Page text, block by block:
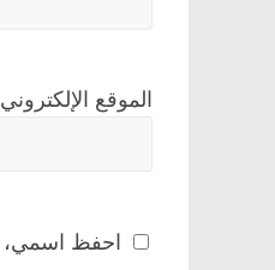
الموقع الإلكتروني
احفظ اسمي،